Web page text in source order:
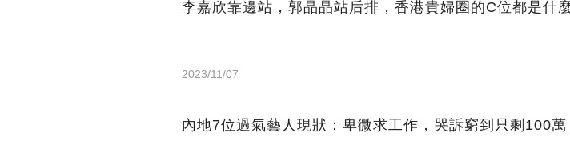
李嘉欣靠邊站，郭晶晶站后排，香港貴婦圈的C位都是什
2023/11/07
內地7位過氣藝人現狀：卑微求工作，哭訴窮到只剩100萬